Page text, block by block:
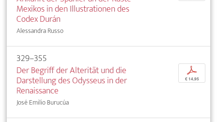
Mexikos in den Illustrationen des
Codex Durán
Alessandra Russo
329–355
Der Begriff der Alterität und die
Darstellung des Odysseus in der
Renaissance
José Emilio Burucúa
p
€ 14,95